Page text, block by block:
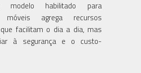
modelo habilitado para
móveis agrega recursos
facilitam o dia a dia, mas
à segurança e o custo-